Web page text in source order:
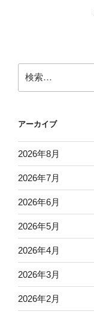
索:
アーカイブ
2026年8月
2026年7月
2026年6月
2026年5月
2026年4月
2026年3月
2026年2月